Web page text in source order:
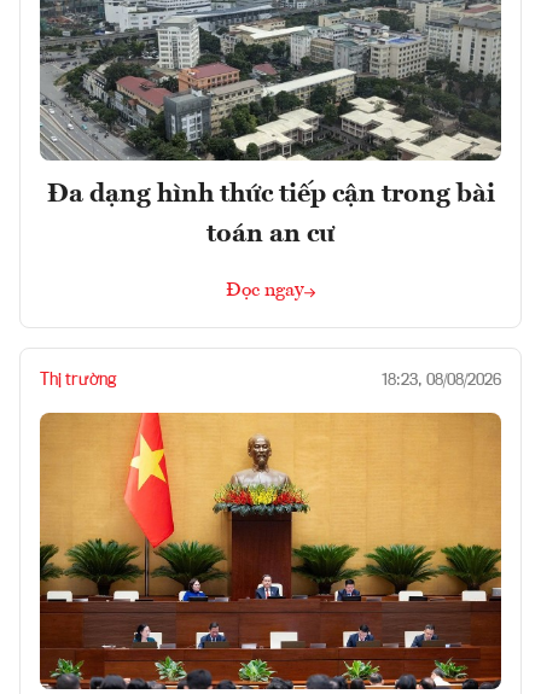
Đa dạng hình thức tiếp cận trong bài
toán an cư
Đọc ngay
Thị trường 18:23, 08/08/2026